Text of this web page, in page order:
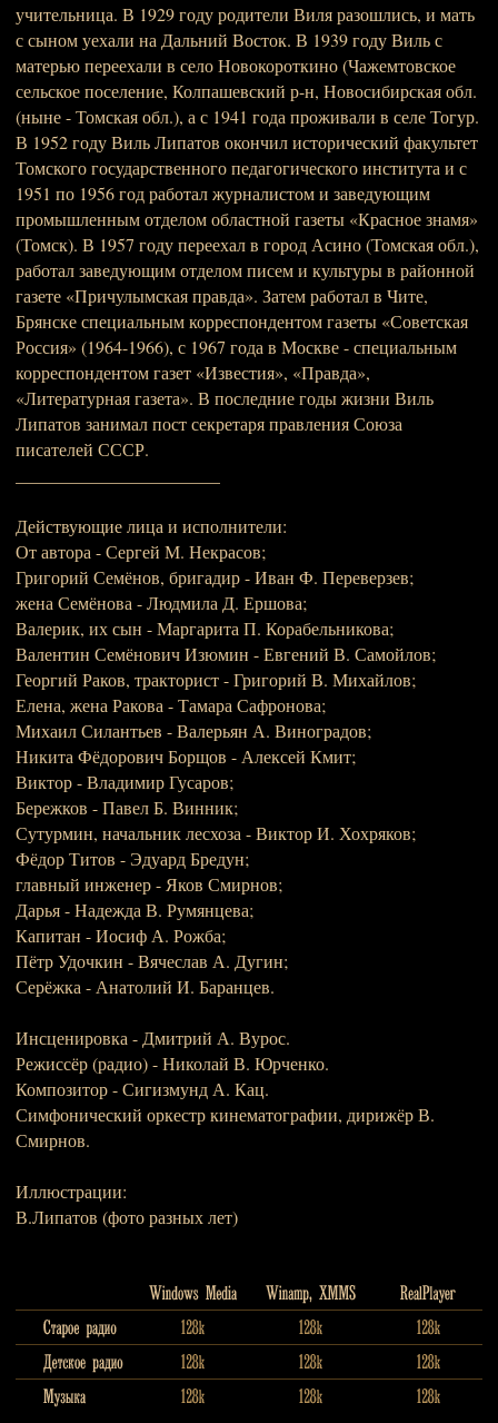
учительница. В 1929 году родители Виля разошлись, и мать
с сыном уехали на Дальний Восток. В 1939 году Виль с
матерью переехали в село Новокороткино (Чажемтовское
сельское поселение, Колпашевский р-н, Новосибирская обл.
(ныне - Томская обл.), а с 1941 года проживали в селе Тогур.
В 1952 году Виль Липатов окончил исторический факультет
Томского государственного педагогического института и с
1951 по 1956 год работал журналистом и заведующим
промышленным отделом областной газеты «Красное знамя»
(Томск). В 1957 году переехал в город Асино (Томская обл.),
работал заведующим отделом писем и культуры в районной
газете «Причулымская правда». Затем работал в Чите,
Брянске специальным корреспондентом газеты «Советская
Россия» (1964-1966), с 1967 года в Москве - специальным
корреспондентом газет «Известия», «Правда»,
«Литературная газета». В последние годы жизни Виль
Липатов занимал пост секретаря правления Союза
писателей СССР.
Действующие лица и исполнители:
От автора - Сергей М. Некрасов;
Григорий Семёнов, бригадир - Иван Ф. Переверзев;
жена Семёнова - Людмила Д. Ершова;
Валерик, их сын - Маргарита П. Корабельникова;
Валентин Семёнович Изюмин - Евгений В. Самойлов;
Георгий Раков, тракторист - Григорий В. Михайлов;
Елена, жена Ракова - Тамара Сафронова;
Михаил Силантьев - Валерьян А. Виноградов;
Никита Фёдорович Борщов - Алексей Кмит;
Виктор - Владимир Гусаров;
Бережков - Павел Б. Винник;
Сутурмин, начальник лесхоза - Виктор И. Хохряков;
Фёдор Титов - Эдуард Бредун;
главный инженер - Яков Смирнов;
Дарья - Надежда В. Румянцева;
Капитан - Иосиф А. Рожба;
Пётр Удочкин - Вячеслав А. Дугин;
Серёжка - Анатолий И. Баранцев.
Инсценировка - Дмитрий А. Вурос.
Режиссёр (радио) - Николай В. Юрченко.
Композитор - Сигизмунд А. Кац.
Симфонический оркестр кинематографии, дирижёр В.
Смирнов.
Иллюстрации:
В.Липатов (фото разных лет)